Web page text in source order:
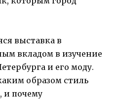
выставка в
вкладом в изучение
и его моду.
образом стиль
и почему